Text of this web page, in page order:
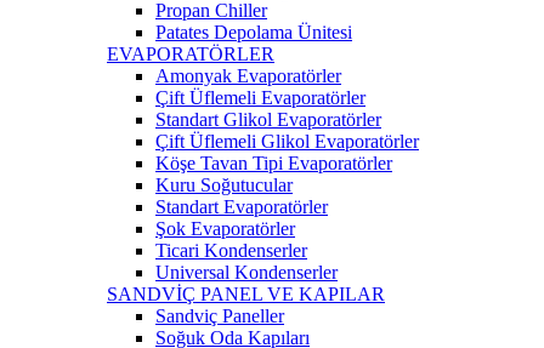
Propan Chiller
Patates Depolama Ünitesi
EVAPORATÖRLER
Amonyak Evaporatörler
Çift Üflemeli Evaporatörler
Standart Glikol Evaporatörler
Çift Üflemeli Glikol Evaporatörler
Köşe Tavan Tipi Evaporatörler
Kuru Soğutucular
Standart Evaporatörler
Şok Evaporatörler
Ticari Kondenserler
Universal Kondenserler
SANDVİÇ PANEL VE KAPILAR
Sandviç Paneller
Soğuk Oda Kapıları